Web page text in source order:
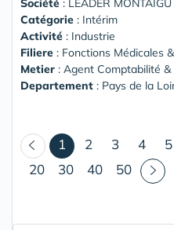
Société : LEADER MONTAIGU
Catégorie : Intérim
Activité : Industrie
Filiere : Fonctions Médicales
Metier : Agent Comptabilité &
Departement : Pays de la
1 (courant)
2 3 4 5
20
30 40 50